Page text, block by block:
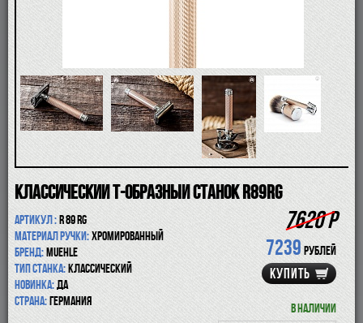
ДЛЯ БОРОДЫ И УСОВ
ДЛЯ ВОЛОС И ТЕЛА
ПАРФЮМ
ЧАШКИ
КОСМЕТИЧКИ
АКСЕССУАРЫ
МАНИКЮРНЫЕ ИНСТРУМЕНТЫ
СКИДКА
Классический Т-образный станок R89RG
7620 Р
7239 рублей
КУПИТЬ
В наличии
Артикул :R 89 RG
Материал ручки:хромированный
Бренд:Muehle
Тип станка:классический
Новинка:да
Страна:Германия